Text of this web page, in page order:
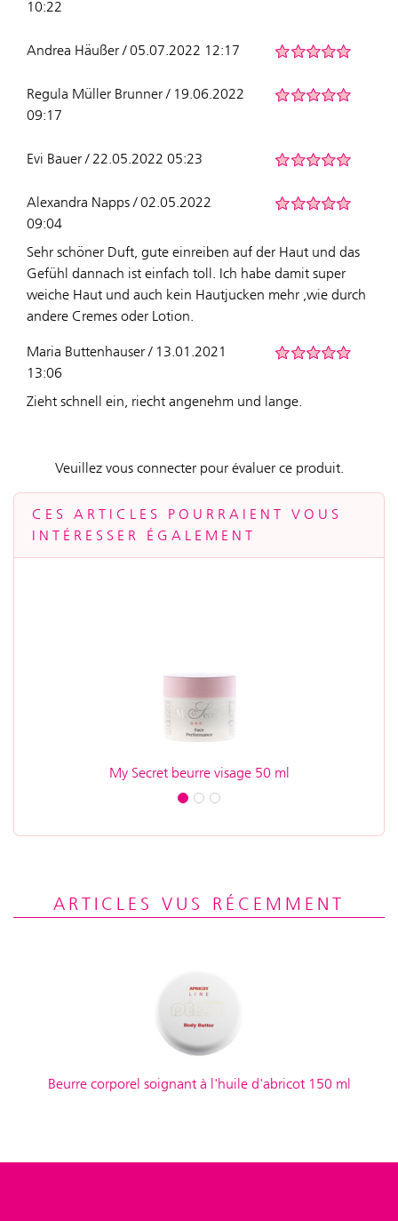
10:22
Andrea Häußer / 05.07.2022 12:17
Regula Müller Brunner / 19.06.2022
09:17
Evi Bauer / 22.05.2022 05:23
Alexandra Napps / 02.05.2022
09:04
Sehr schöner Duft, gute einreiben auf der Haut und das
Gefühl dannach ist einfach toll. Ich habe damit super
weiche Haut und auch kein Hautjucken mehr ,wie durch
andere Cremes oder Lotion.
Maria Buttenhauser / 13.01.2021
13:06
Zieht schnell ein, riecht angenehm und lange.
Veuillez vous connecter pour évaluer ce produit.
CES ARTICLES POURRAIENT VOUS
INTÉRESSER ÉGALEMENT
My Secret beurre visage 50 ml
ARTICLES VUS RÉCEMMENT
Beurre corporel soignant à l'huile d'abricot 150 ml